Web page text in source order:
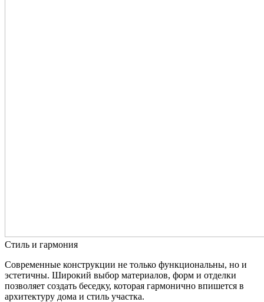
Стиль и гармония
Современные конструкции не только функциональны, но и
эстетичны. Широкий выбор материалов, форм и отделки
позволяет создать беседку, которая гармонично впишется в
архитектуру дома и стиль участка.